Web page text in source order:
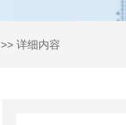
>> 详细内容